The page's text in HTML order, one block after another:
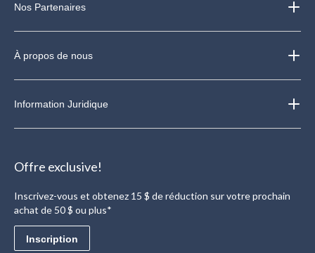
Nos Partenaires
À propos de nous
Information Juridique
Offre exclusive!
Inscrivez-vous et obtenez 15 $ de réduction sur votre prochain
achat de 50 $ ou plus*
Inscription